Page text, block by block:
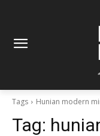
Tags Hunian modern
Tag: